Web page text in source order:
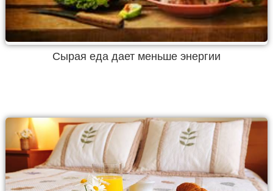
Сырая еда дает меньше энергии